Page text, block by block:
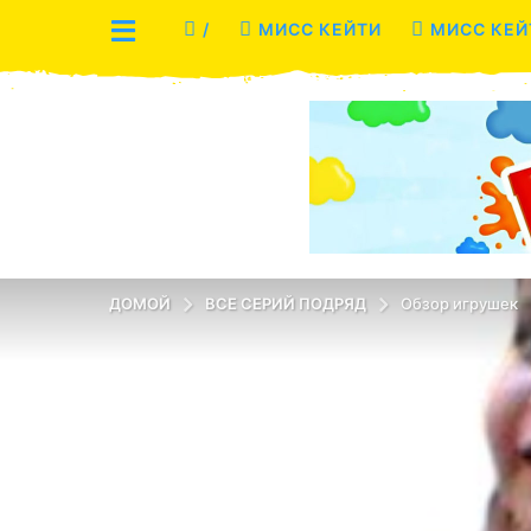
/ МИСС КЕЙТИ МИСС
ДОМОЙ ВСЕ СЕРИЙ ПОДРЯД Обзор игрушек